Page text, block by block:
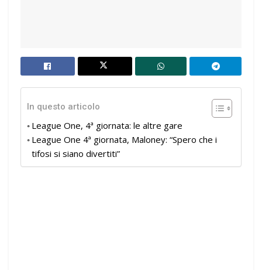
In questo articolo
League One, 4ª giornata: le altre gare
League One 4ª giornata, Maloney: “Spero che i
tifosi si siano divertiti”